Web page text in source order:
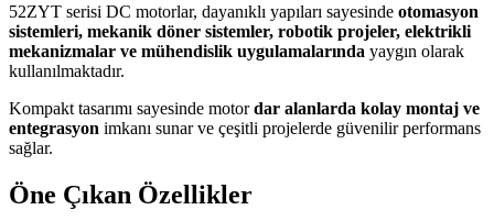
52ZYT serisi DC motorlar, dayanıklı yapıları sayesinde otomasyon
sistemleri, mekanik döner sistemler, robotik projeler, elektrikli
mekanizmalar ve mühendislik uygulamalarında yaygın olarak
kullanılmaktadır.
Kompakt tasarımı sayesinde motordar alanlarda kolay montaj ve
entegrasyon imkanı sunar ve çeşitli projelerde güvenilir performans
sağlar.
Öne Çıkan Özellikler